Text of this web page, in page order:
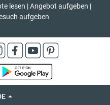
lesen | Angebot aufgeben |
aufgeben